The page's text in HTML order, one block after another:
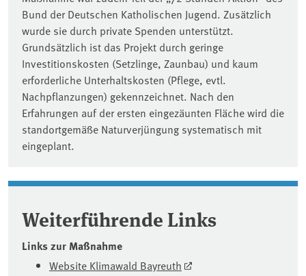
Bund der Deutschen Katholischen Jugend. Zusätzlich
wurde sie durch private Spenden unterstützt.
Grundsätzlich ist das Projekt durch geringe
Investitionskosten (Setzlinge, Zaunbau) und kaum
erforderliche Unterhaltskosten (Pflege, evtl.
Nachpflanzungen) gekennzeichnet. Nach den
Erfahrungen auf der ersten eingezäunten Fläche wird die
standortgemäße Naturverjüngung systematisch mit
eingeplant.
Weiterführende Links
Links zur Maßnahme
Website Klimawald Bayreuth